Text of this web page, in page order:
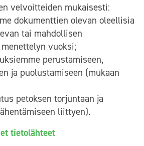
velvoitteiden mukaisesti:
dokumenttien olevan oleellisia
tai mahdollisen
vuoksi;
perustamiseen,
ja puolustamiseen (mukaan
petoksen torjuntaan ja
liittyen).
tietolähteet